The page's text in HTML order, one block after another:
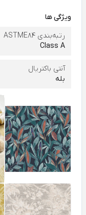
ویژگی ها
رتبه‌بندی ASTME84
Class A
آنتی باکتریال
بله